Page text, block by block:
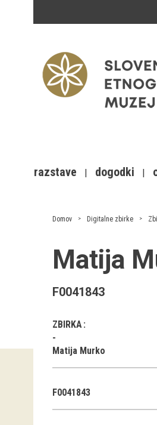
razstave dogodki
Domov Digitalne zbirke
Matija
F0041843
ZBIRKA
Matija Murko
F0041843